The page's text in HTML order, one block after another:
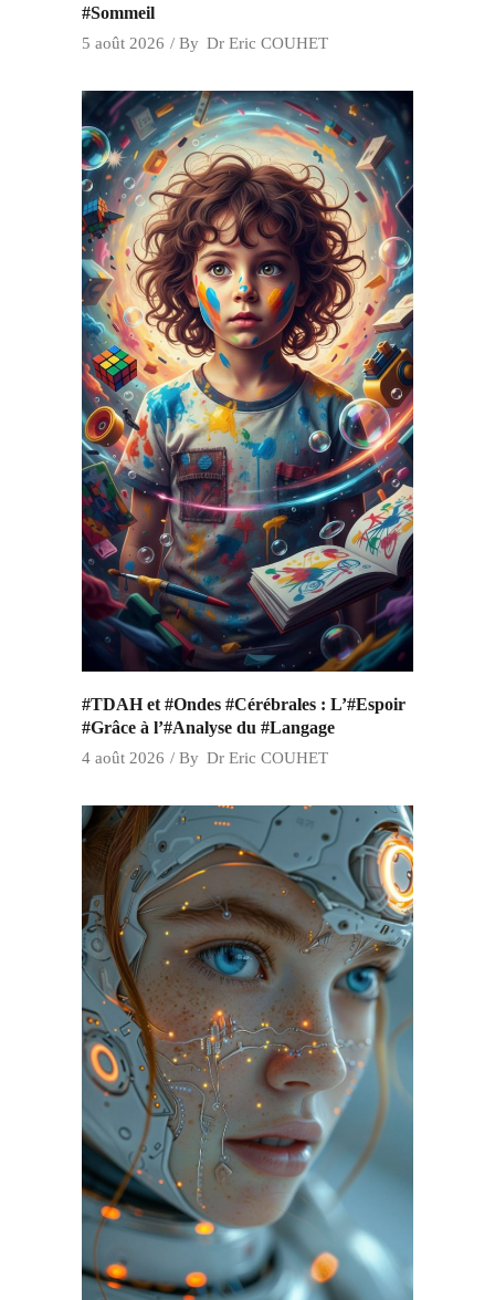
#Sommeil
5 août 2026 By Dr Eric COUHET
#TDAH et #Ondes #Cérébrales : L’#Espoir
#Grâce à l’#Analyse du #Langage
4 août 2026 By Dr Eric COUHET